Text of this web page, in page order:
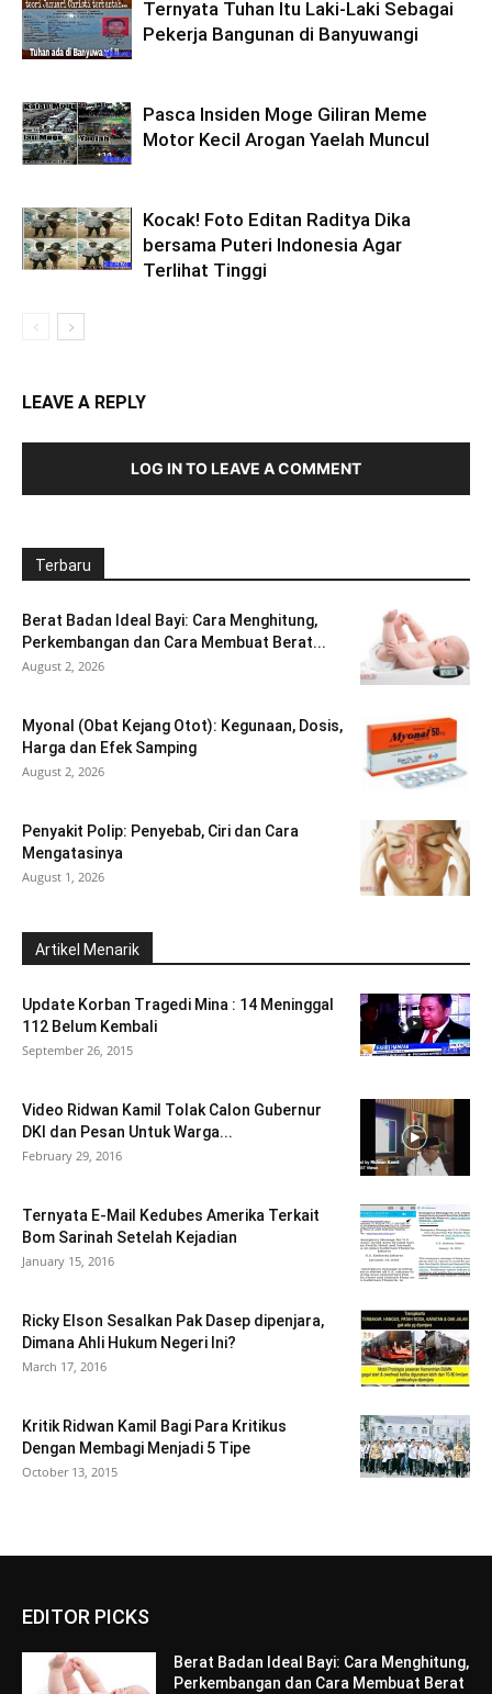
Ternyata Tuhan Itu Laki-Laki Sebagai
Pekerja Bangunan di Banyuwangi
Pasca Insiden Moge Giliran Meme
Motor Kecil Arogan Yaelah Muncul
Kocak! Foto Editan Raditya Dika
bersama Puteri Indonesia Agar
Terlihat Tinggi
LEAVE A REPLY
LOG IN TO LEAVE A COMMENT
Terbaru
Berat Badan Ideal Bayi: Cara Menghitung,
Perkembangan dan Cara Membuat Berat...
August 2, 2026
Myonal (Obat Kejang Otot): Kegunaan, Dosis,
Harga dan Efek Samping
August 2, 2026
Penyakit Polip: Penyebab, Ciri dan Cara
Mengatasinya
August 1, 2026
Artikel Menarik
Update Korban Tragedi Mina : 14 Meninggal
112 Belum Kembali
September 26, 2015
Video Ridwan Kamil Tolak Calon Gubernur
DKI dan Pesan Untuk Warga...
February 29, 2016
Ternyata E-Mail Kedubes Amerika Terkait
Bom Sarinah Setelah Kejadian
January 15, 2016
Ricky Elson Sesalkan Pak Dasep dipenjara,
Dimana Ahli Hukum Negeri Ini?
March 17, 2016
Kritik Ridwan Kamil Bagi Para Kritikus
Dengan Membagi Menjadi 5 Tipe
October 13, 2015
EDITOR PICKS
Berat Badan Ideal Bayi: Cara Menghitung,
Perkembangan dan Cara Membuat Berat